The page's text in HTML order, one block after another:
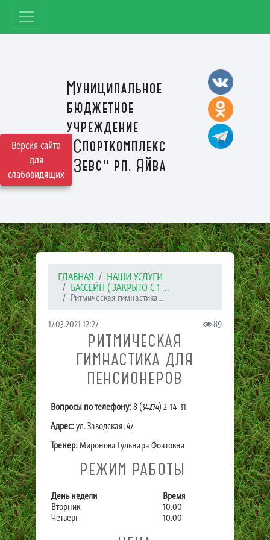
Версия сайта
для
слабовидящих
Муниципальное
бюджетное
учреждение
"Спорткомплекс
"Зевс" рп. Яйва
ГЛАВНАЯ
НАШИ УСЛУГИ
БАССЕЙН ( ЗАКРЫТО С 1 ...
Ритмическая гимнастика...
17.03.2021 12:27 89
РИТМИЧЕСКАЯ
ГИМНАСТИКА ДЛЯ
ПЕНСИОНЕРОВ
Вопросы по телефону:8 (34274) 2-14-31
Адрес:ул. Заводская, 47
Тренер: Миронова Гульнара Фоатовна
РЕЖИМ РАБОТЫ
День недели
Время
Вторник
10.00
Четверг
10.00